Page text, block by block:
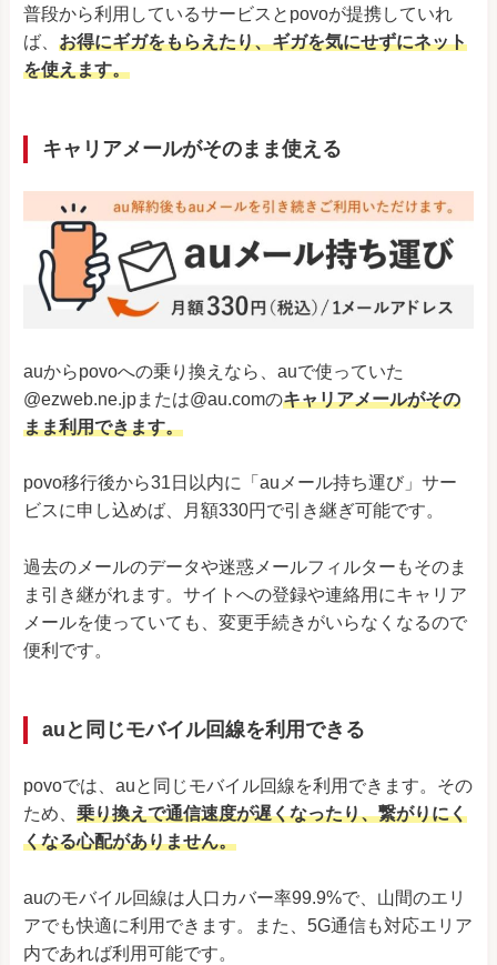
普段から利用しているサービスとpovoが提携していれ
ば、 お得にギガをもらえたり、ギガを気にせずにネット
を使えます。
キャリアメールがそのまま使える
auからpovoへの乗り換えなら、auで使っていた
@ezweb.ne.jpまたは@au.comのキャリアメールがその
まま利用できます。
povo移行後から31日以内に「auメール持ち運び」サー
ビスに申し込めば、月額330円で引き継ぎ可能です。
過去のメールのデータや迷惑メールフィルターもそのま
ま引き継がれます。サイトへの登録や連絡用にキャリア
メールを使っていても、変更手続きがいらなくなるので
便利です。
auと同じモバイル回線を利用できる
povoでは、auと同じモバイル回線を利用できます。その
ため、 乗り換えで通信速度が遅くなったり、繋がりにく
くなる心配がありません。
auのモバイル回線は人口カバー率99.9%で、山間のエリ
アでも快適に利用できます。また、5G通信も対応エリア
内であれば利用可能です。